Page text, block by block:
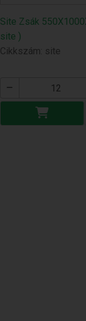
Site Zsák
site )
Cikkszám: site